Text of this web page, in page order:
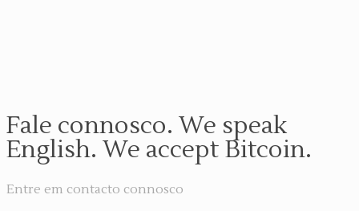
Fale connosco. We speak
English. We accept Bitcoin.
Entre em contacto connosco